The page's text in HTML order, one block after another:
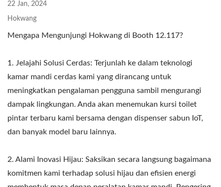
22 Jan, 2024
Hokwang
Mengapa Mengunjungi Hokwang di Booth 12.117?
1. Jelajahi Solusi Cerdas: Terjunlah ke dalam teknologi
kamar mandi cerdas kami yang dirancang untuk
meningkatkan pengalaman pengguna sambil mengurangi
dampak lingkungan. Anda akan menemukan kursi toilet
pintar terbaru kami bersama dengan dispenser sabun IoT,
dan banyak model baru lainnya.
2. Alami Inovasi Hijau: Saksikan secara langsung bagaimana
komitmen kami terhadap solusi hijau dan efisien energi